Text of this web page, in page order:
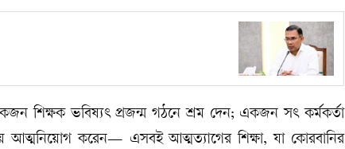
শিক্ষক ভবিষ্যৎ প্রজন্ম গঠনে শ্রম দেন; একজন সৎ কর্মকর্তা
আত্মনিয়োগ করেন— এসবই আত্মত্যাগের শিক্ষা, যা কোরবানির